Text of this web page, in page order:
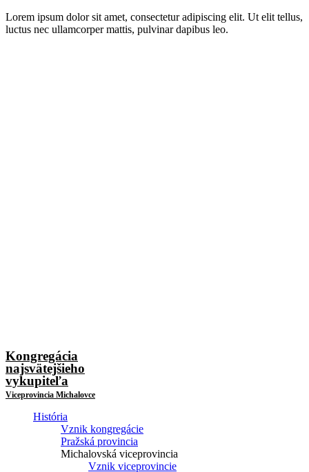
Lorem ipsum dolor sit amet, consectetur adipiscing elit. Ut elit tellus,
luctus nec ullamcorper mattis, pulvinar dapibus leo.
Kongregácia
najsvätejšieho
vykupiteľa
Viceprovincia Michalovce
História
Vznik kongregácie
Pražská provincia
Michalovská viceprovincia
Vznik viceprovincie